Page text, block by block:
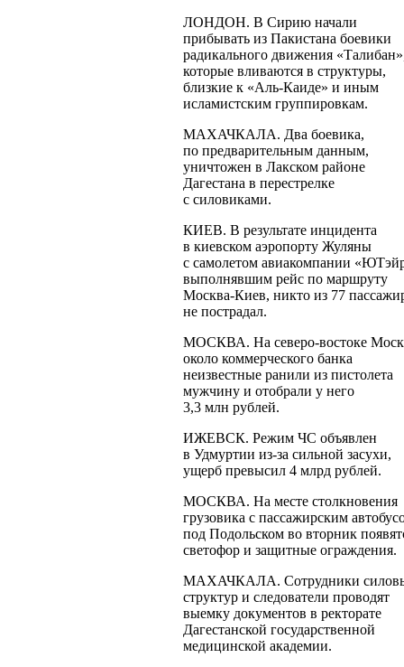
ЛОНДОН. В Сирию начали
прибывать из Пакистана боевики
радикального движения
которые вливаются в структуры,
близкие к «Аль-Каиде» и иным
исламистским группировкам.
МАХАЧКАЛА. Два боевика,
по предварительным данным,
уничтожен в Лакском районе
Дагестана в перестрелке
с силовиками.
КИЕВ. В результате инцидента
в киевском аэропорту Жуляны
с самолетом авиакомпании
выполнявшим рейс по маршруту
Москва-Киев, никто из 77
не пострадал.
МОСКВА. На северо-востоке
около коммерческого банка
неизвестные ранили из пистолета
мужчину и отобрали у него
3,3 млн рублей.
ИЖЕВСК. Режим ЧС объявлен
в Удмуртии из-за сильной засухи,
ущерб превысил 4 млрд рублей.
МОСКВА. На месте столкновения
грузовика с пассажирским
под Подольском во вторник
светофор и защитные ограждения.
МАХАЧКАЛА. Сотрудники
структур и следователи проводят
выемку документов в ректорате
Дагестанской государственной
медицинской академии.